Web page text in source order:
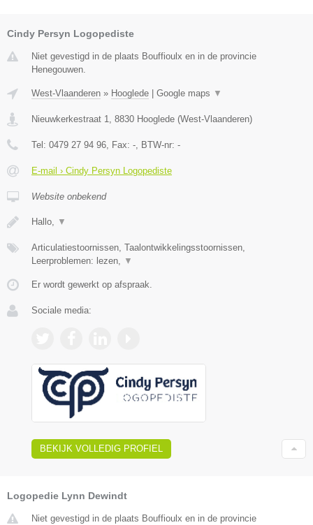
Cindy Persyn Logopediste
Niet gevestigd in de plaats Bouffioulx en in de provincie
Henegouwen.
West-Vlaanderen » Hooglede | Google maps ▼
Nieuwkerkestraat 1 8830 Hooglede (West-Vlaanderen)
Tel: 0479 27 94 96 , Fax: - , BTW-nr: -
E-mail › Cindy Persyn Logopediste
Website onbekend
Hallo, ▼
Articulatiestoornissen, Taalontwikkelingsstoornissen,
Leerproblemen: lezen,
▼
Er wordt gewerkt op afspraak.
Sociale media:
BEKIJK VOLLEDIG PROFIEL
Logopedie Lynn Dewindt
Niet gevestigd in de plaats Bouffioulx en in de provincie